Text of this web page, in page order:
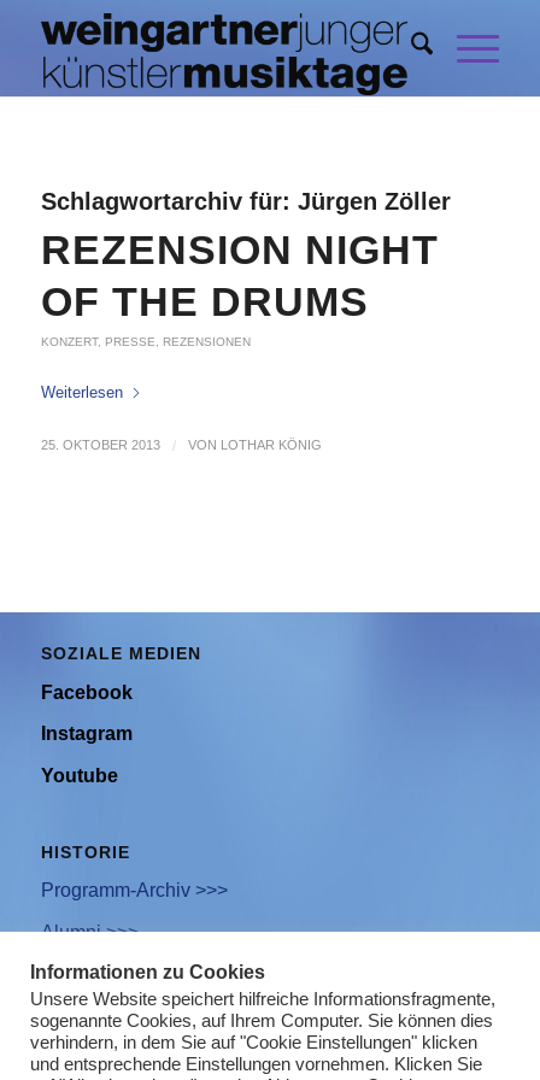
Schlagwortarchiv für: Jürgen Zöller
REZENSION NIGHT
OF THE DRUMS
KONZERT, PRESSE REZENSIONEN
Weiterlesen
25. OKTOBER 2013 / VON LOTHAR KÖNIG
SOZIALE MEDIEN
Facebook
Instagram
Youtube
HISTORIE
Programm-Archiv >>>
Alumni >>>
Newsletter Anmeldung
Informationen zu Cookies
Unsere Website speichert hilfreiche Informationsfragmente,
sogenannte Cookies, auf Ihrem Computer. Sie können dies
verhindern, in dem Sie auf "Cookie Einstellungen" klicken
und entsprechende Einstellungen vornehmen. Klicken Sie